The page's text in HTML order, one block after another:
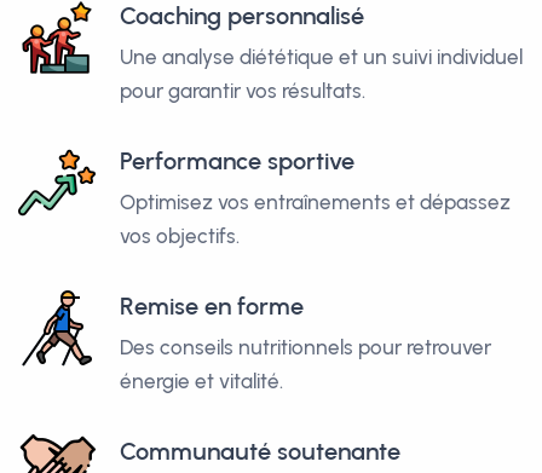
Coaching personnalisé
Une analyse diététique et un suivi individuel
pour garantir vos résultats.
Performance sportive
Optimisez vos entraînements et dépassez
vos objectifs.
Remise en forme
Des conseils nutritionnels pour retrouver
énergie et vitalité.
Communauté soutenante